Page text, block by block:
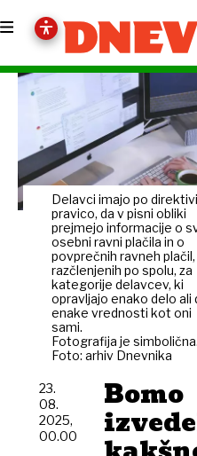
Delavci imajo po direktivi
pravico, da v pisni obliki
prejmejo informacije o
osebni ravni plačila in o
povprečnih ravneh plačil,
razčlenjenih po spolu, za
kategorije delavcev, ki
opravljajo enako delo ali
enake vrednosti kot oni
sami.
Fotografija je simbolična.
Foto: arhiv Dnevnika
Bomo
23.
08.
2025,
00.00